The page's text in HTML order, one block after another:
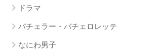
ドラマ
バチェラー・バチェロレッテ
なにわ男子